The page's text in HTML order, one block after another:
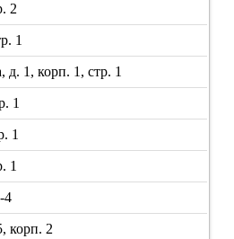
2
1
1, корп. 1, стр. 1
1
1
1
4
корп. 2